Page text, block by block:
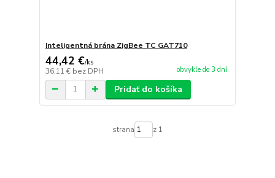
Inteligentná brána ZigBee TC GAT710
44,42 €/ks
36,11 € bez DPH obvykle do 3 dní
Pridať do košíka
strana z 1